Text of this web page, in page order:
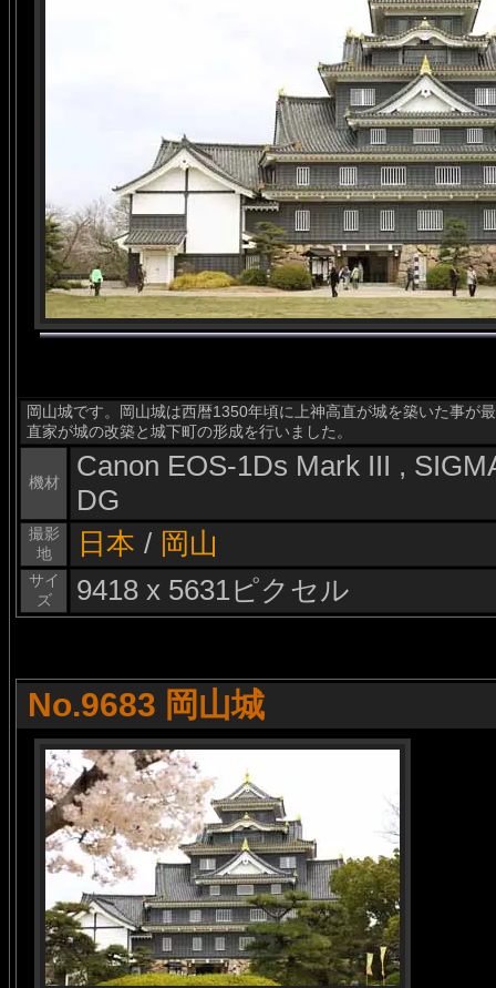
岡山城です。岡山城は西暦1350年頃に上神高直が城を築いた事が
直家が城の改築と城下町の形成を行いました。
機材
Canon EOS-1Ds Mark III ,
DG
撮影
地
日本 / 岡山
サイ
ズ
9418 x 5631ピクセル
No.9683 岡山城